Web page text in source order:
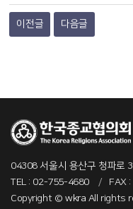
이전글 다음글
04308 서울시 용산구 청파로
TEL : 02-755-4680
/
FAX
Copyright © wkra All rights